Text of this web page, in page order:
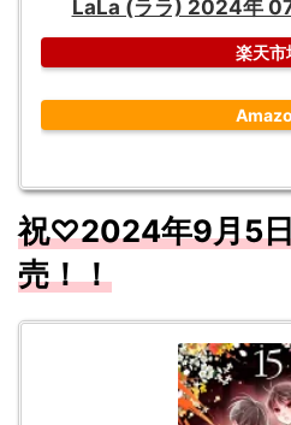
LaLa (ララ) 2024年
楽天市
祝♡2024年9月5
売！！